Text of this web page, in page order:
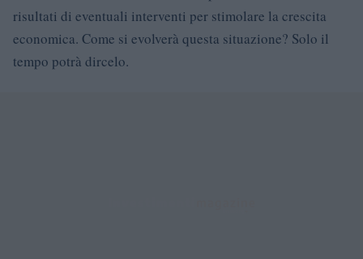
risultati di eventuali interventi per stimolare la crescita
economica. Come si evolverà questa situazione? Solo il
tempo potrà dircelo.